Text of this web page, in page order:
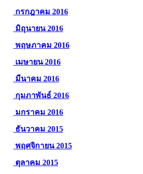
กรกฎาคม 2016
มิถุนายน 2016
พฤษภาคม 2016
เมษายน 2016
มีนาคม 2016
กุมภาพันธ์ 2016
มกราคม 2016
ธันวาคม 2015
พฤศจิกายน 2015
ตุลาคม 2015